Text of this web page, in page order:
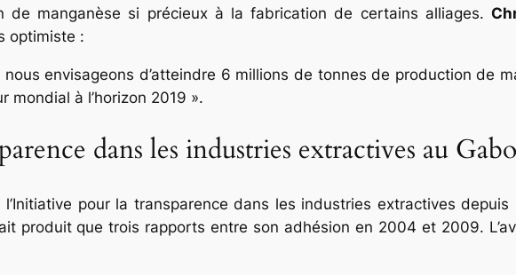
de manganèse si précieux à la fabrication de certains alliages.
optimiste :
nous envisageons d’atteindre 6 millions de tonnes de production de
mondial à l’horizon 2019 ».
dans les industries extractives au
l’Initiative pour la transparence dans les industries extractives
produit que trois rapports entre son adhésion en 2004 et 2009.